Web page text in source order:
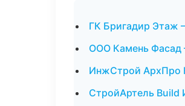
ГК Бригадир Этаж
ООО Камень Фасад
ИнжСтрой АрхПро
СтройАртель Build